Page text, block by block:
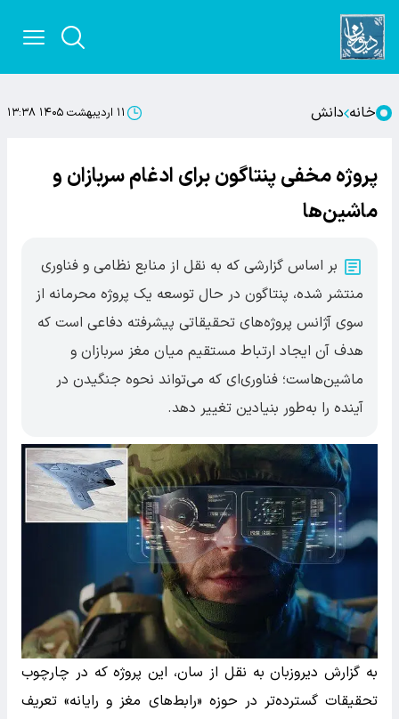
خانه دانش ۱۱ اردیبهشت ۱۴۰۵ ۱۳:۳۸
پروژه مخفی پنتاگون برای ادغام سربازان و
ماشین‌ها
بر اساس گزارشی که به نقل از منابع نظامی و فناوری
منتشر شده، پنتاگون در حال توسعه یک پروژه محرمانه از
سوی آژانس پروژه‌های تحقیقاتی پیشرفته دفاعی است که
هدف آن ایجاد ارتباط مستقیم میان مغز سربازان و
ماشین‌هاست؛ فناوری‌ای که می‌تواند نحوه جنگیدن در
آینده را به‌طور بنیادین تغییر دهد.
به گزارش دیروزبان به نقل از سان، این پروژه که در چارچوب
تحقیقات گسترده‌تر در حوزه «رابط‌های مغز و رایانه» تعریف